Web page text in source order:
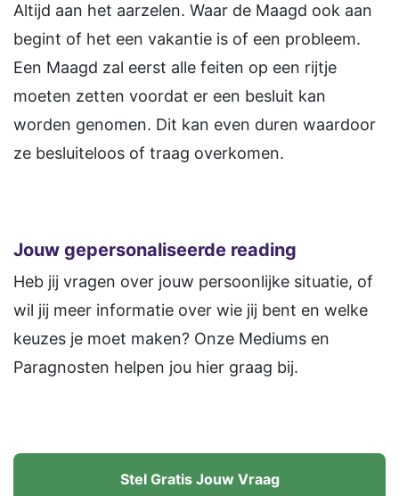
Altijd aan het aarzelen. Waar de Maagd ook aan
begint of het een vakantie is of een probleem.
Een Maagd zal eerst alle feiten op een rijtje
moeten zetten voordat er een besluit kan
worden genomen. Dit kan even duren waardoor
ze besluiteloos of traag overkomen.
Jouw gepersonaliseerde reading
Heb jij vragen over jouw persoonlijke situatie, of
wil jij meer informatie over wie jij bent en welke
keuzes je moet maken? Onze Mediums en
Paragnosten helpen jou hier graag bij.
Stel Gratis Jouw Vraag